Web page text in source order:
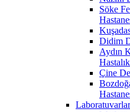
Söke
Didim
Aydın
Çine
Laboratuvarlar